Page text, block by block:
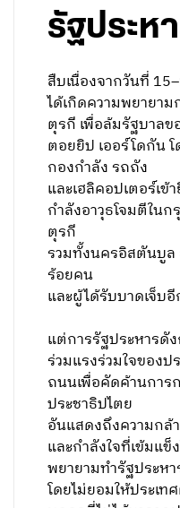
รัฐประห
สืบเนื่องจากวันที่
ได้เกิดความพยายาม
ตุรกี เพื่อล้มรัฐบาลข
ตอยยิป เออร์โดกัน
กองกำลัง รถถัง
และเฮลิคอปเตอร์เ
กำลังอาวุธโจมตีในก
ตุรกี
รวมทั้งนครอิสตันบูล
ร้อยคน
และผู้ได้รับบาดเจ็บ
แต่การรัฐประหารดั
ร่วมแรงร่วมใจของ
ถนนเพื่อคัดค้านการ
ประชาธิปไตย
อันแสดงถึงความกล้
และกำลังใจที่เข้มแ
พยายามทำรัฐประหา
โดยไม่ยอมให้ประเ